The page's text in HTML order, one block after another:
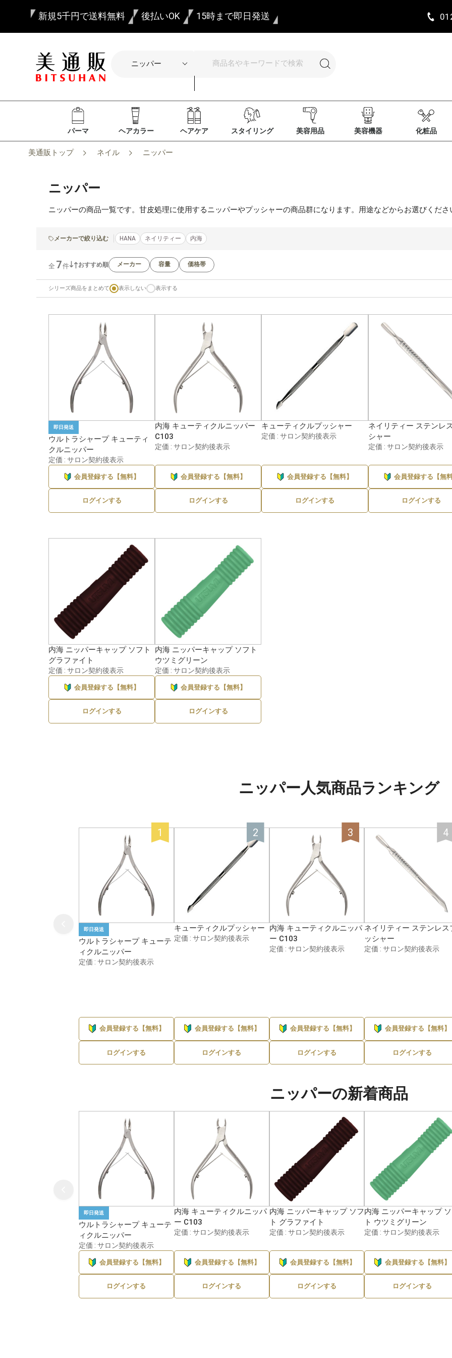
新規5千円で送料無料 後払いOK 15時まで即日発送
パーマ ヘアカラー ヘアケア スタイリング 美容用品 美容機器 化粧品
美通販トップ ネイル ニッパー
ニッパー
ニッパーの商品一覧です。甘皮処理に使用するニッパーやプッシャーの商品群になります。用途などからお選びくださ
メーカーで絞り込む HANA ネイリティー 内海
全 7件 おすすめ順 メーカー 容量 価格帯
シリーズ商品をまとめて 表示しない 表示する
1 2
HANA 内海
ネイリティー
〜100ml・g未満
300〜500ml・g
500ml・g〜1L・kg
〜1,000円
3,000〜5,000円
5,000〜10,000円
即日発送
ウルトラシャープ キューティ
クルニッパー
定価 : サロン契約後表示
会員登録する【無料】
ログインする
内海 キューティクルニッパー
C103
定価 : サロン契約後表示
会員登録する【無料】
ログインする
キューティクルプッシャー
定価 : サロン契約後表示
会員登録する【無料】
ログインする
ネイリティー ステンレ
シャー
定価 : サロン契約後表示
会員登録する【無
ログインする
内海 ニッパーキャップ ソフト
グラファイト
定価 : サロン契約後表示
会員登録する【無料】
ログインする
内海 ニッパーキャップ ソフト
ウツミグリーン
定価 : サロン契約後表示
会員登録する【無料】
ログインする
ニッパー人気商品ランキング
即日発送
ウルトラシャープ キューテ
ィクルニッパー
定価 : サロン契約後表示
会員登録する【無料】
ログインする
キューティクルプッシャー
定価 : サロン契約後表示
会員登録する【無料】
ログインする
内海 キューティクルニッパ
ー C103
定価 : サロン契約後表示
会員登録する【無料】
ログインする
ネイリティー ステンレス
ッシャー
定価 : サロン契約後表示
会員登録する【無料】
ログインする
ニッパーの新着商品
即日発送
ウルトラシャープ キューテ
ィクルニッパー
定価 : サロン契約後表示
会員登録する【無料】
ログインする
内海 キューティクルニッパ
ー C103
定価 : サロン契約後表示
会員登録する【無料】
ログインする
内海 ニッパーキャップ ソフ
ト グラファイト
定価 : サロン契約後表示
会員登録する【無料】
ログインする
内海 ニッパーキャップ
ト ウツミグリーン
定価 : サロン契約後表示
会員登録する【無料】
ログインする